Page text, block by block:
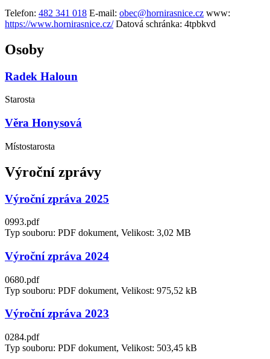
Telefon: 482 341 018 E-mail: obec@hornirasnice.cz www:
https://www.hornirasnice.cz/ Datová schránka: 4tpbkvd
Osoby
Radek Haloun
Starosta
Věra Honysová
Místostarosta
Výroční zprávy
Výroční zpráva 2025
0993.pdf
Typ souboru: PDF dokument, Velikost: 3,02 MB
Výroční zpráva 2024
0680.pdf
Typ souboru: PDF dokument, Velikost: 975,52 kB
Výroční zpráva 2023
0284.pdf
Typ souboru: PDF dokument, Velikost: 503,45 kB